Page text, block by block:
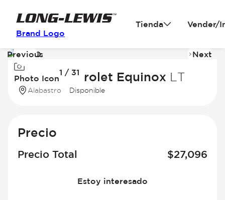
Brand Logo
Tienda Vender/
Image
of
Photo Icon
1 / 31
Previous Next
2026 Chevrolet Equinox LT
Alabastro Disponible
Precio
Precio Total $27,096
Estoy interesado